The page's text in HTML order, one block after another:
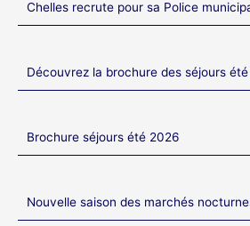
Chelles recrute pour sa Police
Découvrez la brochure des séjours
Brochure séjours été 2026
Nouvelle saison des marchés